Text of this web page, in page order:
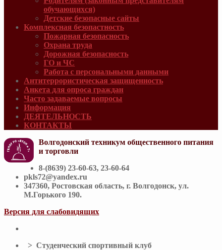
обучающихся)
Детские безопасные сайты
Комплексная безопастность
Пожарная безопасность
Охрана труда
Дорожная безопасность
ГО и ЧС
Работа с персональными данными
Антитеррористическая защищенность
Анкета для опроса граждан
Часто задаваемые вопросы
Информация
ДЕЯТЕЛЬНОСТЬ
КОНТАКТЫ
Волгодонский техникум общественного питания
и торговли
8-(8639) 23-60-63, 23-60-64
pkls72@yandex.ru
347360, Ростовская область, г. Волгодонск, ул.
М.Горького 190.
Версия для слабовидящих
> Студенческий спортивный клуб